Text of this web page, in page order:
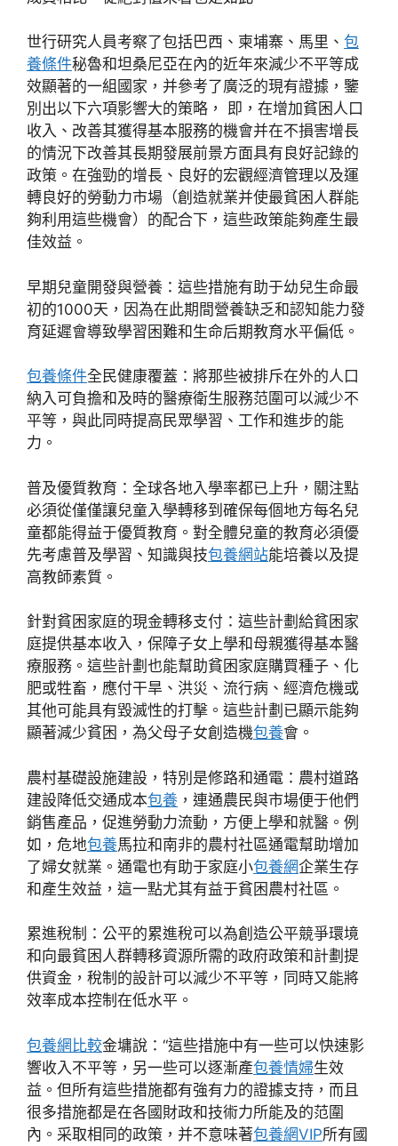
世行研究人員考察了包括巴西、柬埔寨、馬里、 包
養條件秘魯和坦桑尼亞在內的近年來減少不平等成
效顯著的一組國家，并參考了廣泛的現有證據，鑒
別出以下六項影響大的策略， 即，在增加貧困人口
收入、改善其獲得基本服務的機會并在不損害增長
的情況下改善其長期發展前景方面具有良好記錄的
政策。在強勁的增長、良好的宏觀經濟管理以及運
轉良好的勞動力市場（創造就業并使最貧困人群能
夠利用這些機會）的配合下，這些政策能夠產生最
佳效益。
早期兒童開發與營養：這些措施有助于幼兒生命最
初的1000天，因為在此期間營養缺乏和認知能力發
育延遲會導致學習困難和生命后期教育水平偏低。
包養條件全民健康覆蓋：將那些被排斥在外的人口
納入可負擔和及時的醫療衛生服務范圍可以減少不
平等，與此同時提高民眾學習、工作和進步的能
力。
普及優質教育：全球各地入學率都已上升，關注點
必須從僅僅讓兒童入學轉移到確保每個地方每名兒
童都能得益于優質教育。對全體兒童的教育必須優
先考慮普及學習、知識與技包養網站能培養以及提
高教師素質。
針對貧困家庭的現金轉移支付：這些計劃給貧困家
庭提供基本收入，保障子女上學和母親獲得基本醫
療服務。這些計劃也能幫助貧困家庭購買種子、化
肥或牲畜，應付干旱、洪災、流行病、經濟危機或
其他可能具有毀滅性的打擊。這些計劃已顯示能夠
顯著減少貧困，為父母子女創造機包養會。
農村基礎設施建設，特別是修路和通電：農村道路
建設降低交通成本包養 ，連通農民與市場便于他們
銷售產品，促進勞動力流動，方便上學和就醫。例
如，危地包養馬拉和南非的農村社區通電幫助增加
了婦女就業。通電也有助于家庭小包養網企業生存
和產生效益，這一點尤其有益于貧困農村社區。
累進稅制：公平的累進稅可以為創造公平競爭環境
和向最貧困人群轉移資源所需的政府政策和計劃提
供資金，稅制的設計可以減少不平等，同時又能將
效率成本控制在低水平。
包養網比較金墉說：“這些措施中有一些可以快速影
響收入不平等，另一些可以逐漸產包養情婦生效
益。但所有這些措施都有強有力的證據支持，而且
很多措施都是在各國財政和技術力所能及的范圍
內。采取相同的政策，并不意味著包養網VIP所有國